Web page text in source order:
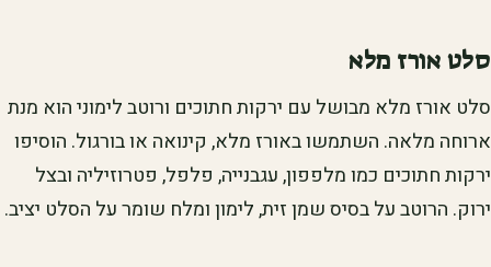
סלט אורז מלא
סלט אורז מלא מבושל עם ירקות חתוכים ורוטב לימוני הוא מנת
ארוחה מלאה. השתמשו באורז מלא, קינואה או בורגול. הוסיפו
ירקות חתוכים כמו מלפפון, עגבנייה, פלפל, פטרוזיליה ובצל
ירוק. הרוטב על בסיס שמן זית, לימון ומלח שומר על הסלט יציב.